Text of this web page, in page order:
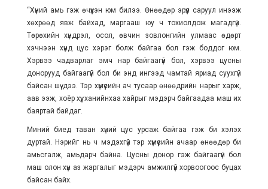
“Хүний амь гэж өчүүхэн юм билээ. Өнөөдөр эрүүл саруул инээж
хөхрөөд явж байхад, маргааш юу ч тохиолдож магадгүй.
Төрөхийн хүндрэл, осол, өвчин зовлонгийн улмаас өдөрт
хэчнээн хүнд цус хэрэг болж байгаа бол гэж боддог юм.
Хэрвээ чадварлаг эмч нар байгаагүй бол, хэрвээ цусны
донорууд байгаагүй бол би энд ингээд чамтай яриад суухгүй
байсан шүү дээ. Тэр хүмүүсийн ач тусаар өнөөдрийн нарыг харж,
аав ээж, хоёр хүү, ханийнхаа хайрыг мэдэрч байгаадаа маш их
баяртай байдаг.
Миний биед таван хүний цус урсаж байгаа гэж би хэлэх
дуртай. Нэрийг нь ч мэдэхгүй тэр хүмүүсийн ачаар өнөөдөр би
амьсгалж, амьдарч байна. Цусны донор гэж байгаагүй бол
маш олон хүн аз жаргалыг мэдэрч амжилгүй хорвоогоос буцах
байсан байх.